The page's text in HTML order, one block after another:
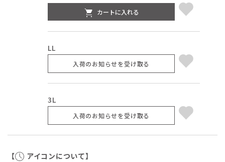
カートに入れる
LL
入荷のお知らせを受け取る
3L
入荷のお知らせを受け取る
【 アイコンについて】